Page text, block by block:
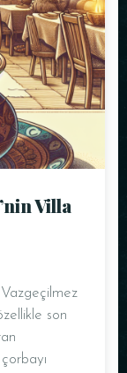
Villa
Vazgeçilmez
son